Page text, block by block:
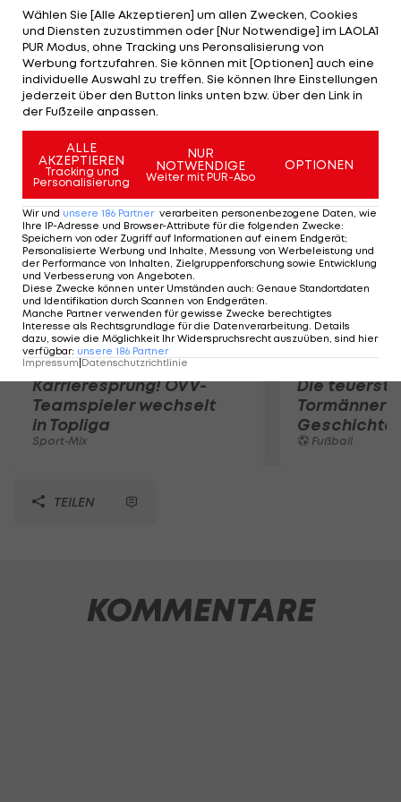
2017 Veranstalter des Weltcup-Finales. US-
Verbandspräsident Tiger Shaw sieht den neuen
Weltcup-Ort positiv. Er ist überzeugt, dass die
Rennen an der Ostküste dem alpinen Rennsport in
den USA gut tun werden. Fans und Industrie hätten
durchwegs positiv reagiert.
Mehr zum Thema
Karrieresprung! ÖVV-
Teamspieler wechselt
in Topliga
Sport-Mix
Die
Tormänner
Geschichte
Fußball
TEILEN
KOMMENTARE
Wählen Sie [Alle Akzeptieren] um allen Zwecken, Cookies
und Diensten zuzustimmen oder [Nur Notwendige] im LAOLA1
PUR Modus, ohne Tracking uns Peronsalisierung von
Werbung fortzufahren. Sie können mit [Optionen] auch eine
individuelle Auswahl zu treffen. Sie können Ihre Einstellungen
jederzeit über den Button links unten bzw. über den Link in
der Fußzeile anpassen.
ALLE
AKZEPTIEREN
Tracking und
Personalisierung
NUR
NOTWENDIGE
Weiter mit PUR-Abo
OPTIONEN
Wir und unsere 186 Partner verarbeiten personenbezogene Daten, wie
Ihre IP-Adresse und Browser-Attribute für die folgenden Zwecke:
Speichern von oder Zugriff auf Informationen auf einem Endgerät;
Personalisierte Werbung und Inhalte, Messung von Werbeleistung und
der Performance von Inhalten, Zielgruppenforschung sowie Entwicklung
und Verbesserung von Angeboten.
Diese Zwecke können unter Umständen auch: Genaue Standortdaten
und Identifikation durch Scannen von Endgeräten.
Manche Partner verwenden für gewisse Zwecke berechtigtes
Interesse als Rechtsgrundlage für die Datenverarbeitung. Details
dazu, sowie die Möglichkeit Ihr Widerspruchsrecht auszuüben, sind hier
verfügbar: unsere 186 Partner
Impressum Datenschutzrichtlinie